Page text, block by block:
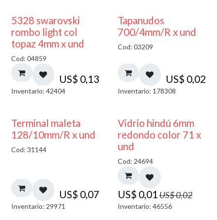
5328 swarovski
rombo light col
topaz 4mm x und
Cod: 04859
US$ 0,13
Inventario: 42404
Tapanudos
700/4mm/R x und
Cod: 03209
US$ 0,02
Inventario: 178308
Terminal maleta
128/10mm/R x und
Cod: 31144
US$ 0,07
Inventario: 29971
40% DESCUENTO
Vidrio hindú 6mm
redondo color 71 x
und
Cod: 24694
US$ 0,01US$0,02
Inventario: 46556